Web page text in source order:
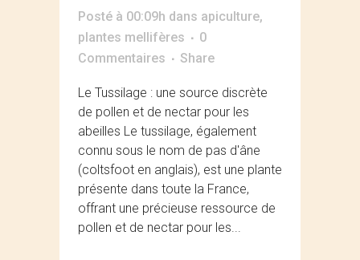
Posté à 00:09h dans apiculture,
plantes mellifères
0
Commentaires
Share
Le Tussilage : une source discrète
de pollen et de nectar pour les
abeilles Le tussilage, également
connu sous le nom de pas d'âne
(coltsfoot en anglais), est une plante
présente dans toute la France,
offrant une précieuse ressource de
pollen et de nectar pour les...